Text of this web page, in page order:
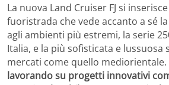
La nuova Land Cruiser FJ si
fuoristrada che vede accanto a sé
agli ambienti più estremi, la serie
Italia, e la più sofisticata e lussuosa
mercati come quello mediorientale.
lavorando su progetti innovativi